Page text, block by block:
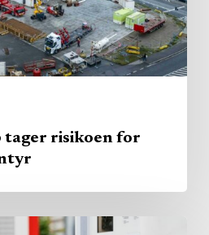
tager risikoen for